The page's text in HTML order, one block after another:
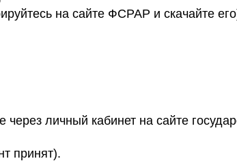
на сайте ФСРАР и скачайте
личный кабинет на сайте
принят).